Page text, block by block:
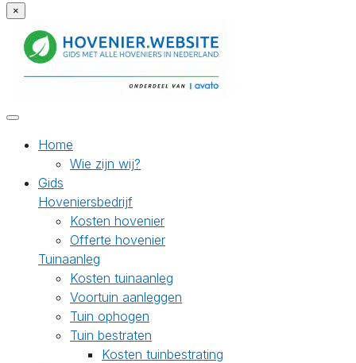
×
Home
Wie zijn wij?
Gids
Hoveniersbedrijf
Kosten hovenier
Offerte hovenier
Tuinaanleg
Kosten tuinaanleg
Voortuin aanleggen
Tuin ophogen
Tuin bestraten
Kosten tuinbestrating